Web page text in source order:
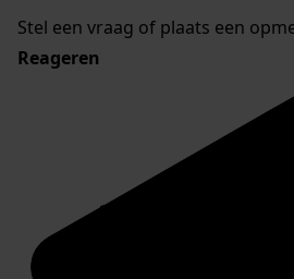
Stel een vraag of plaats een
Reageren